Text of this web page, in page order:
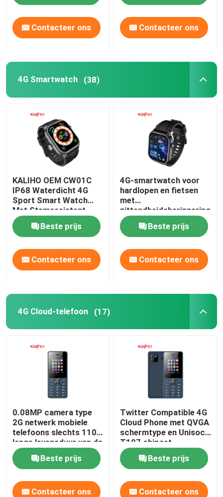
Hart Rate Smartwatch
Lichaamstemperatuur Smartwatch
Sim Card Smart Watch
Bluetooth die Smartwatch roepen
Geschiktheidsdrijver Smartwatch
Touch screen Smartwatch
Slim Manchethorloge
Contacteer ons Contacteer ons
4G Smartwatch (38)
KALIHO OEM CW01C
IP68 Waterdicht 4G
Sport Smart Watch
Met Stemassistent
Beste prijs
Contacteer ons
4G-smartwatch voor
hardlopen en fietsen
met
zittendheidsherinnering
en slaapmonitoring
Beste prijs
Contacteer ons
4G Cloud-telefoon (17)
0.08MP camera type
2G netwerk mobiele
telefoons slechts 110g
lange levensduur van de
batterij
Beste prijs
Contacteer ons
Twitter Compatible 4G
Cloud Phone met QVGA
schermtype en Unisoc
T107 chipset
Beste prijs
Contacteer ons